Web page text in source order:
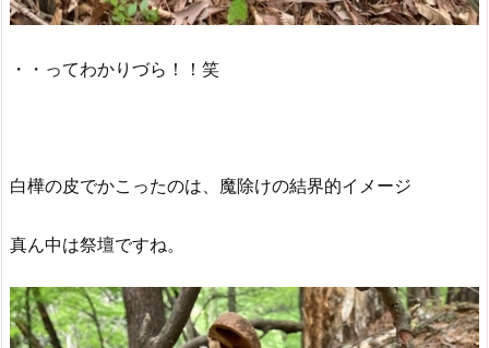
・・ってわかりづら！！笑
白樺の皮でかこったのは、魔除けの結界的イメージ
真ん中は祭壇ですね。